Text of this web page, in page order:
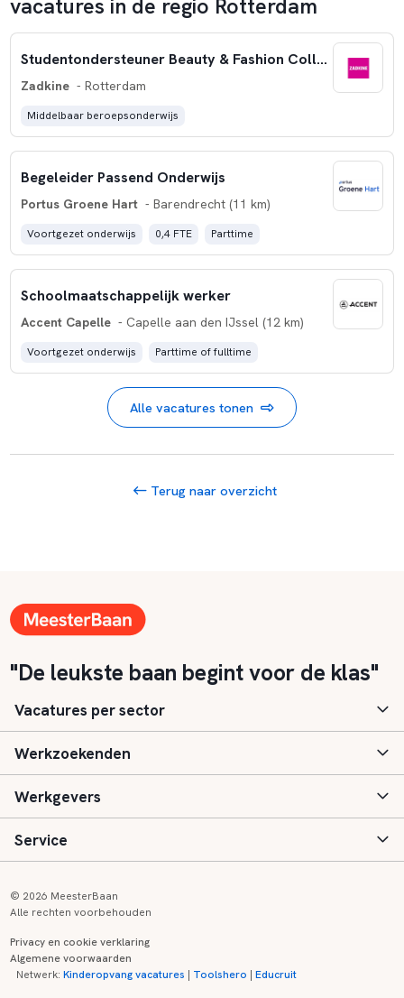
vacatures in de regio Rotterdam
Studentondersteuner Beauty & Fashion College
Zadkine - Rotterdam
Middelbaar beroepsonderwijs
Begeleider Passend Onderwijs
Portus Groene Hart - Barendrecht (11 km)
Voortgezet onderwijs 0,4 FTE Parttime
Schoolmaatschappelijk werker
Accent Capelle - Capelle aan den IJssel (12 km)
Voortgezet onderwijs Parttime of fulltime
Alle vacatures tonen
Terug naar overzicht
"De leukste baan begint voor de klas"
Vacatures per sector
Basisonderwijs
Speciaal (basis) onderwijs
Voortgezet onderwijs
Kinderopvang
Werkzoekenden
Aanmelden
Vacatures
Zij-instroom informatie
Werkgevers
Inloggen
Registreren
Service
Onderwijs links
© 2026 MeesterBaan
Alle rechten voorbehouden
Privacy en cookie verklaring
Algemene voorwaarden
Netwerk:Kinderopvang vacatures | Toolshero |Educruit